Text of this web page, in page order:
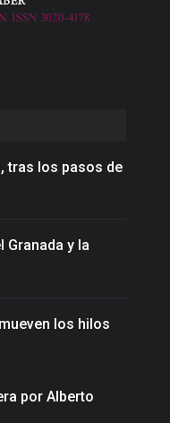
tras los pasos de
Granada y la
los hilos
por Alberto